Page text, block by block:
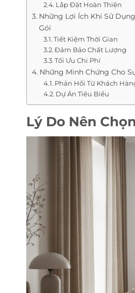
Lắp Đặt Hoàn Thiện
Những Lợi Ích Khi Sử
Gói
Tiết Kiệm Thời Gian
Đảm Bảo Chất Lượng
Tối Ưu Chi Phí
Những Minh Chứng Cho
Phản Hồi Từ Khách
Dự Án Tiêu Biểu
Lý Do Nên